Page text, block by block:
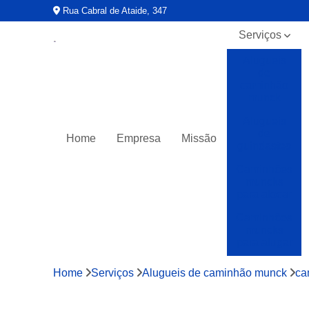
Rua Cabral de Ataide, 347
Home Empresa Missão
Serviços
Caminhões
muncks
Home Serviços Alugueis de caminhão munck